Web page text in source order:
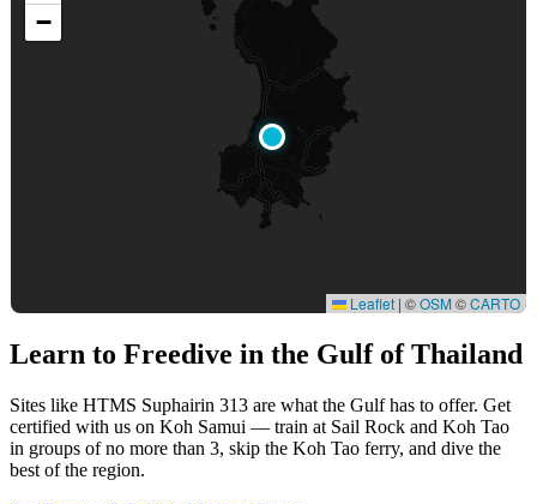
−
Leaflet | ©OSM©CARTO
Learn to Freedive in the Gulf of Thailand
Sites like HTMS Suphairin 313 are what the Gulf has to offer. Get
certified with us on Koh Samui — train at Sail Rock and Koh Tao
in groups of no more than 3, skip the Koh Tao ferry, and dive the
best of the region.